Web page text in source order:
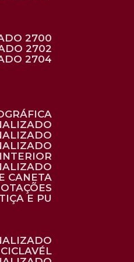
2700
2702
2704
CANETA
E PU